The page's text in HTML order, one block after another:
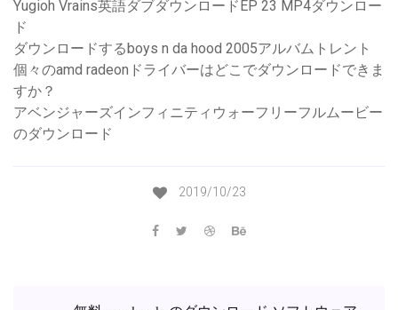
Yugioh Vrains英語ダブダウンロードEP 23 MP4ダウンロー
ド
ダウンロードするboys n da hood 2005アルバムトレント
個々のamd radeonドライバーはどこでダウンロードできま
すか？
アベンジャーズインフィニティウォーフリーフルムービー
のダウンロード
2019/10/23